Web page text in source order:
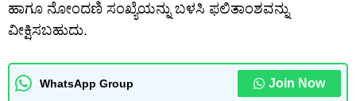
ಹಾಗೂ ನೋಂದಣಿ ಸಂಖ್ಯೆಯನ್ನು ಬಳಸಿ ಫಲಿತಾಂಶವನ್ನು
ವೀಕ್ಷಿಸಬಹುದು.
WhatsApp Group Join Now